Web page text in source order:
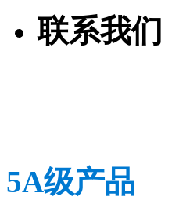
联系我们
5A级产品